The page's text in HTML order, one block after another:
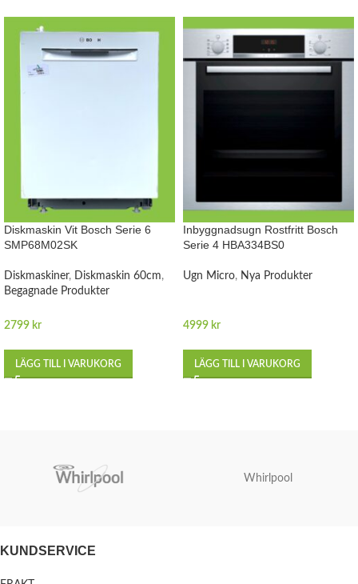
Diskmaskin Vit Bosch Serie 6
SMP68M02SK
Diskmaskiner, Diskmaskin 60cm,
Begagnade Produkter
2799 kr
LÄGG TILL I VARUKORG
Inbyggnadsugn Rostfritt Bosch
Serie 4 HBA334BS0
Ugn Micro, Nya Produkter
4999 kr
LÄGG TILL I VARUKORG
Whirlpool
KUNDSERVICE